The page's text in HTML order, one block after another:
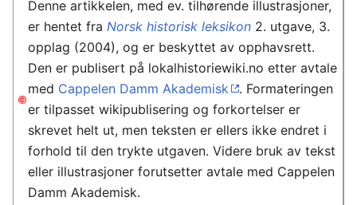
Denne artikkelen, med ev. tilhørende illustrasjoner,
er hentet fra Norsk historisk leksikon2. utgave, 3.
opplag (2004), og er beskyttet av opphavsrett.
Den er publisert på lokalhistoriewiki.no etter avtale
med Cappelen Damm Akademisk
. Formateringen
er tilpasset wikipublisering og forkortelser er
skrevet helt ut, men teksten er ellers ikke endret i
forhold til den trykte utgaven. Videre bruk av tekst
eller illustrasjoner forutsetter avtale med Cappelen
Damm Akademisk.